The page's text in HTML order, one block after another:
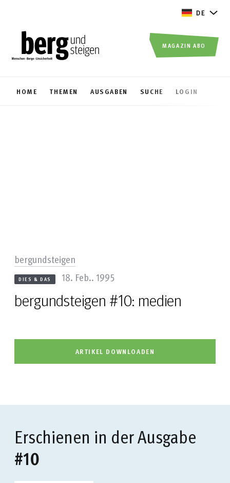
DE
HOME THEMEN AUSGABEN SUCHE LOGIN
MAGAZIN ABO
bergundsteigen #10: medien
DIES & DAS 18. Feb.. 1995
bergundsteigen
ARTIKEL DOWNLOADEN
Erschienen in der Ausgabe
#10